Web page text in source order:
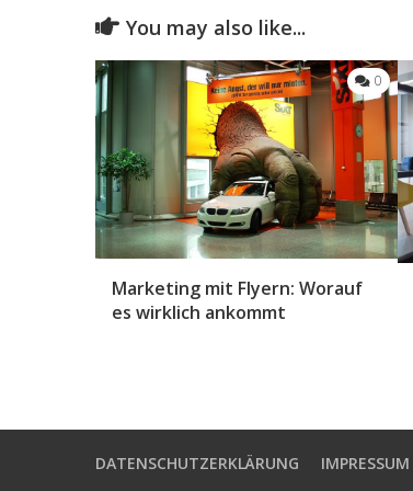
You may also like...
0
Marketing mit Flyern: Worauf
es wirklich ankommt
DATENSCHUTZERKLÄRUNG IMPRESSUM